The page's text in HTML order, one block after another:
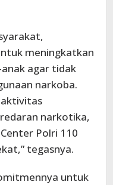
meningkatkan
agar tidak
narkoba.
narkotika,
Polri 110
tegasnya.
untuk